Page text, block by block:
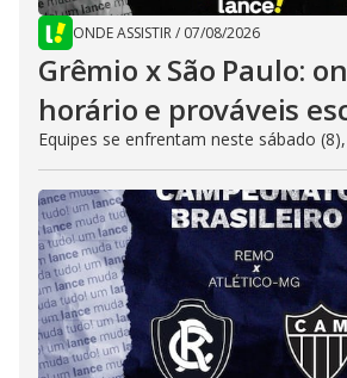
ONDE ASSISTIR/ 07/08/2026
Grêmio x São Paulo:
horário e prováveis
Equipes se enfrentam neste sábado